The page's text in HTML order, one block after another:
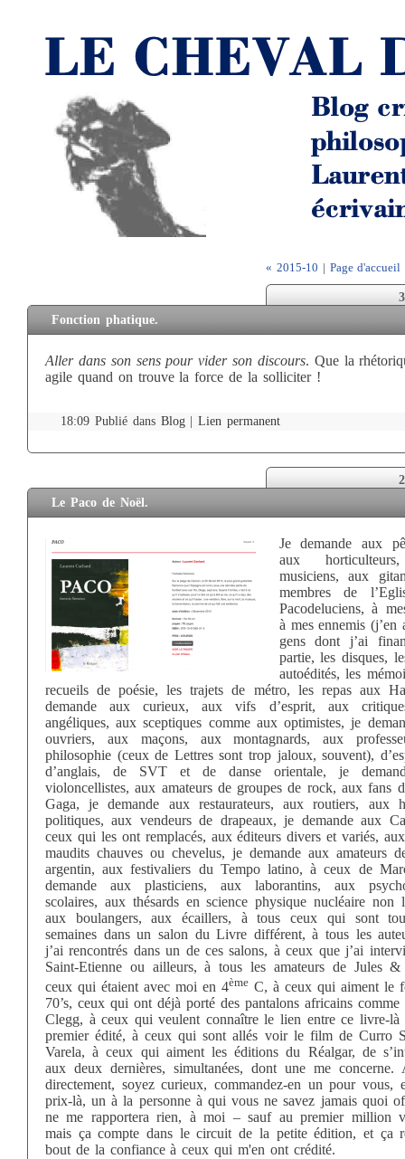
« 2015-10 Page d'accueil
Fonction phatique.
Aller dans son sens pour vider son discours. Que la
agile quand on trouve la force de la solliciter !
18:09 Publié dans Blog|Lien permanent
Le Paco de Noël.
Je demande aux
aux
musiciens, aux
membres de
Pacodeluciens, à
à mes ennemis (j’en
gens dont j’ai
partie, les disques,
autoédités, les
recueils de poésie, les trajets de métro, les repas aux
demande aux curieux, aux vifs d’esprit, aux
angéliques, aux sceptiques comme aux optimistes, je
ouvriers, aux maçons, aux montagnards, aux
philosophie (ceux de Lettres sont trop jaloux, souvent),
d’anglais, de SVT et de danse orientale, je
violoncellistes, aux amateurs de groupes de rock, aux fans
Gaga, je demande aux restaurateurs, aux routiers, aux
politiques, aux vendeurs de drapeaux, je demande aux
ceux qui les ont remplacés, aux éditeurs divers et variés,
maudits chauves ou chevelus, je demande aux amateurs
argentin, aux festivaliers du Tempo latino, à ceux de
demande aux plasticiens, aux laborantins, aux
scolaires, aux thésards en science physique nucléaire non
aux boulangers, aux écaillers, à tous ceux qui sont
semaines dans un salon du Livre différent, à tous les
j’ai rencontrés dans un de ces salons, à ceux que j’ai
Saint-Etienne ou ailleurs, à tous les amateurs de Jules
ceux qui étaient avec moi en 4ème C, à ceux qui aiment le
70’s, ceux qui ont déjà porté des pantalons africains comme
Clegg, à ceux qui veulent connaître le lien entre ce livre-là
premier édité, à ceux qui sont allés voir le film de Curro
Varela, à ceux qui aiment les éditions du Réalgar, de
aux deux dernières, simultanées, dont une me concerne.
directement, soyez curieux, commandez-en un pour vous,
prix-là, un à la personne à qui vous ne savez jamais quoi
ne me rapportera rien, à moi – sauf au premier million
mais ça compte dans le circuit de la petite édition, et ça
bout de la confiance à ceux qui m'en ont crédité.